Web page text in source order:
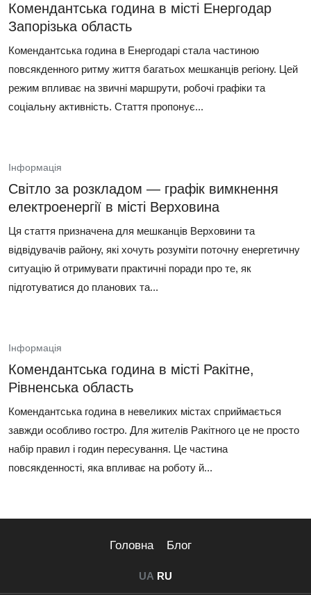
Комендантська година в місті Енергодар
Запорізька область
Комендантська година в Енергодарі стала частиною
повсякденного ритму життя багатьох мешканців регіону. Цей
режим впливає на звичні маршрути, робочі графіки та
соціальну активність. Стаття пропонує...
Інформація
Світло за розкладом — графік вимкнення
електроенергії в місті Верховина
Ця стаття призначена для мешканців Верховини та
відвідувачів району, які хочуть розуміти поточну енергетичну
ситуацію й отримувати практичні поради про те, як
підготуватися до планових та...
Інформація
Комендантська година в місті Ракітне,
Рівненська область
Комендантська година в невеликих містах сприймається
завжди особливо гостро. Для жителів Ракітного це не просто
набір правил і годин пересування. Це частина
повсякденності, яка впливає на роботу й...
Головна Блог
UA RU